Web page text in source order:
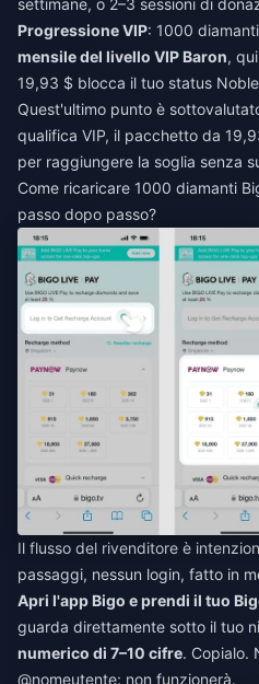
settimane, o 2–3 sessioni di
Progressione VIP: 1000
mensile del livello VIP Baron,
19,93 $ blocca il tuo status
Quest'ultimo punto è
qualifica VIP, il pacchetto da
per raggiungere la soglia senza
Come ricaricare 1000 diamanti
passo dopo passo?
Il flusso del rivenditore è
passaggi, nessun login, fatto in
Apri l'app Bigo e prendi il tuo
guarda direttamente sotto il tuo
numerico di 7–10 cifre. Copialo.
@nomeutente: non funzionerà.